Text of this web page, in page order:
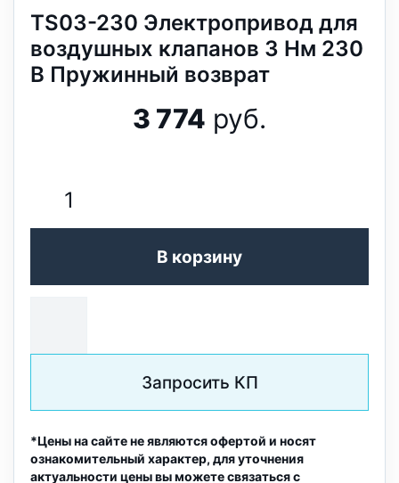
TS03-230 Электропривод для
воздушных клапанов 3 Нм 230
В Пружинный возврат
3 774 руб.
В корзину
Запросить КП
*Цены на сайте не являются офертой и носят
ознакомительный характер, для уточнения
актуальности цены вы можете связаться с